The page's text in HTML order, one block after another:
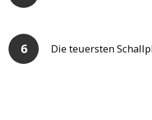
Die teuersten